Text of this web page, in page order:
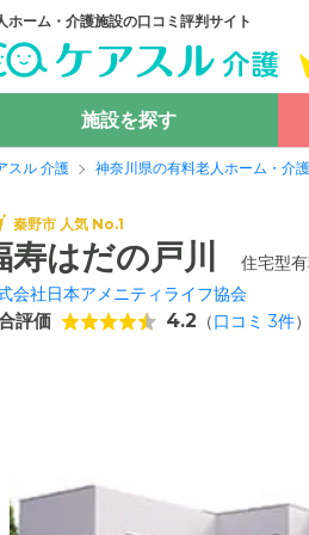
ホーム・介護施設の口コミ評判サイト
施設を探す
スル 介護 神奈川県の有料老人ホーム・介
秦野市 人気 No.1
寿はだの戸川
住宅型
会社日本アメニティライフ協会
評価 4.2 （口コミ 3件